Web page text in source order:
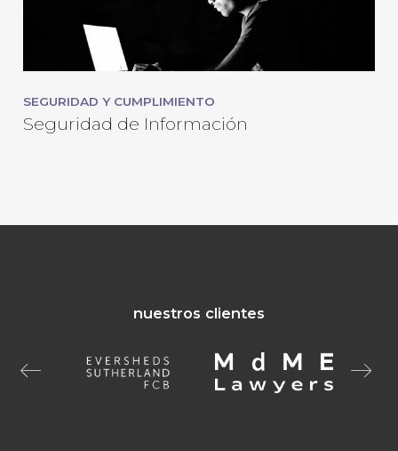
SEGURIDAD Y CUMPLIMIENTO
Seguridad de Información
nuestros clientes